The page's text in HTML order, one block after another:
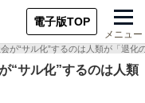
電子版TOP
メニュー
が“サル化”するのは人類が「退化
“サル化”するのは人類